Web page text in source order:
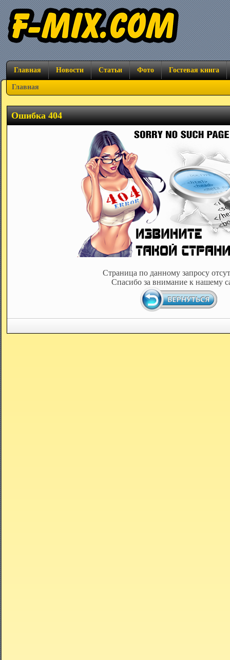
Главная Новости Статьи Фото Гостевая книга
Главная
Ошибка 404
Страница по данному запросу
Спасибо за внимание к нашему